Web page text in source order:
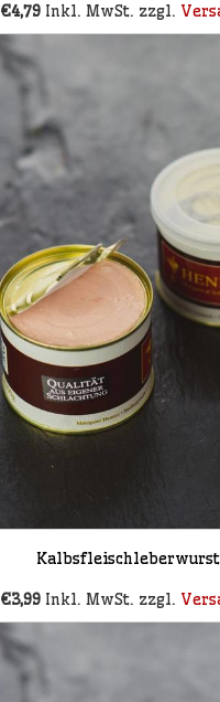
€4,79 Inkl. MwSt. zzgl.
Kalbsfleischleberwurst
€3,99 Inkl. MwSt. zzgl.